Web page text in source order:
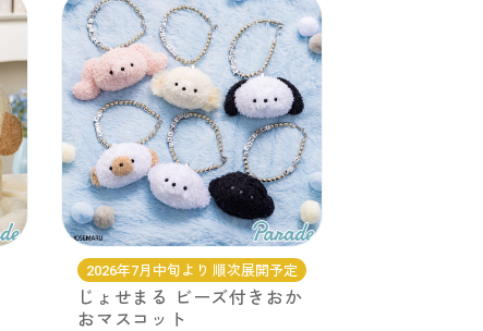
2026年7月中旬より 順次展開予定
じょせまる ビーズ付きおか
おマスコット